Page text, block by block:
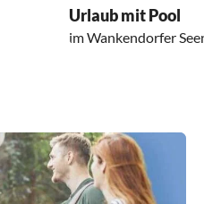
Urlaub mit Pool
im Wankendorfer